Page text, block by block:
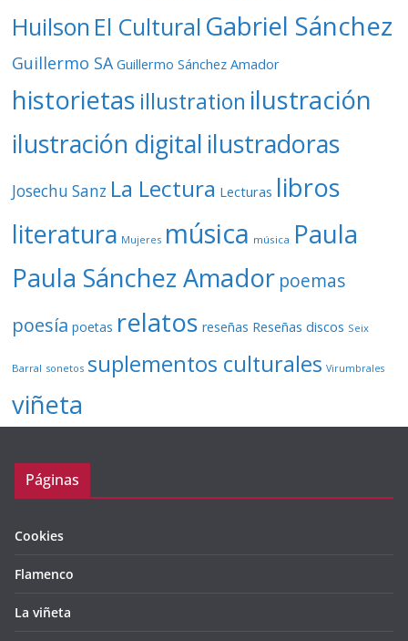
Huilson El Cultural Gabriel Sánchez
Guillermo SA Guillermo Sánchez Amador
historietas illustration ilustración
ilustración digital ilustradoras
Josechu Sanz La Lectura Lecturas libros
literatura Mujeres música música Paula
Paula Sánchez Amador poemas
poesía poetas relatos reseñas Reseñas discos Seix
Barral sonetos suplementos culturales Virumbrales
viñeta
Páginas
Cookies
Flamenco
La viñeta